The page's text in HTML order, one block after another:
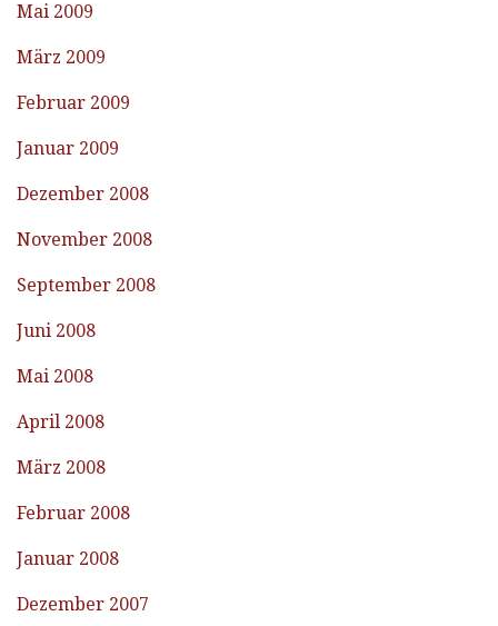
Mai 2009
März 2009
Februar 2009
Januar 2009
Dezember 2008
November 2008
September 2008
Juni 2008
Mai 2008
April 2008
März 2008
Februar 2008
Januar 2008
Dezember 2007